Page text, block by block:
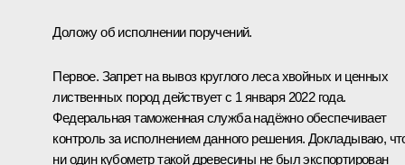
Доложу об исполнении поручений.
Первое. Запрет на вывоз круглого леса хвойных и ценных
лиственных пород действует с 1 января 2022 года.
Федеральная таможенная служба надёжно обеспечивает
контроль за исполнением данного решения. Докладываю,
ни один кубометр такой древесины не был экспортирован